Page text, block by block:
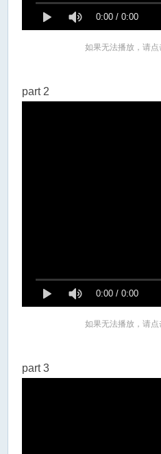
0:00 / 0:00
如果无法播放，请
part 2
0:00 / 0:00
如果无法播放，请
part 3